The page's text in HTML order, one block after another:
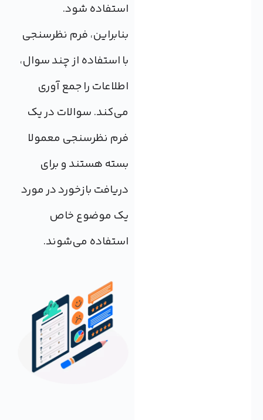
استفاده شود.
بنابراین، فرم نظرسنجی
با استفاده از چند سوال،
اطلاعات را جمع آوری
می‌کند. سوالات در یک
فرم نظرسنجی معمولا
بسته هستند و برای
دریافت بازخورد در مورد
یک موضوع خاص
استفاده می‌شوند.